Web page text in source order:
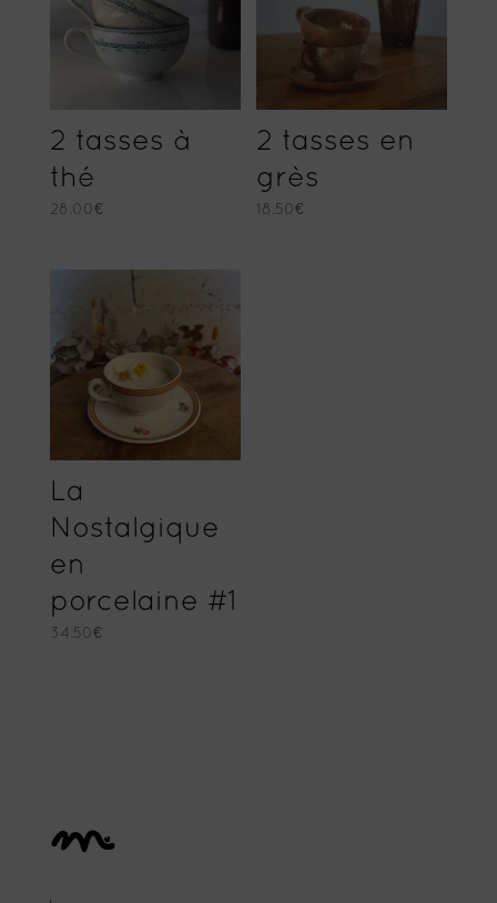
2 tasses à
thé
28.00€
2 tasses en
grès
18.50€
La
Nostalgique
en
porcelaine #1
34.50€